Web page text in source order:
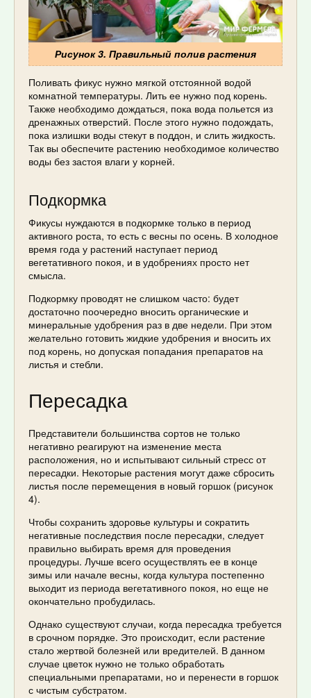
Рисунок 3. Правильный полив растения
Поливать фикус нужно мягкой отстоянной водой
комнатной температуры. Лить ее нужно под корень.
Также необходимо дождаться, пока вода польется из
дренажных отверстий. После этого нужно подождать,
пока излишки воды стекут в поддон, и слить жидкость.
Так вы обеспечите растению необходимое количество
воды без застоя влаги у корней.
Подкормка
Фикусы нуждаются в подкормке только в период
активного роста, то есть с весны по осень. В холодное
время года у растений наступает период
вегетативного покоя, и в удобрениях просто нет
смысла.
Подкормку проводят не слишком часто: будет
достаточно поочередно вносить органические и
минеральные удобрения раз в две недели. При этом
желательно готовить жидкие удобрения и вносить их
под корень, но допуская попадания препаратов на
листья и стебли.
Пересадка
Представители большинства сортов не только
негативно реагируют на изменение места
расположения, но и испытывают сильный стресс от
пересадки. Некоторые растения могут даже сбросить
листья после перемещения в новый горшок (рисунок
4).
Чтобы сохранить здоровье культуры и сократить
негативные последствия после пересадки, следует
правильно выбирать время для проведения
процедуры. Лучше всего осуществлять ее в конце
зимы или начале весны, когда культура постепенно
выходит из периода вегетативного покоя, но еще не
окончательно пробудилась.
Однако существуют случаи, когда пересадка требуется
в срочном порядке. Это происходит, если растение
стало жертвой болезней или вредителей. В данном
случае цветок нужно не только обработать
специальными препаратами, но и перенести в горшок
с чистым субстратом.